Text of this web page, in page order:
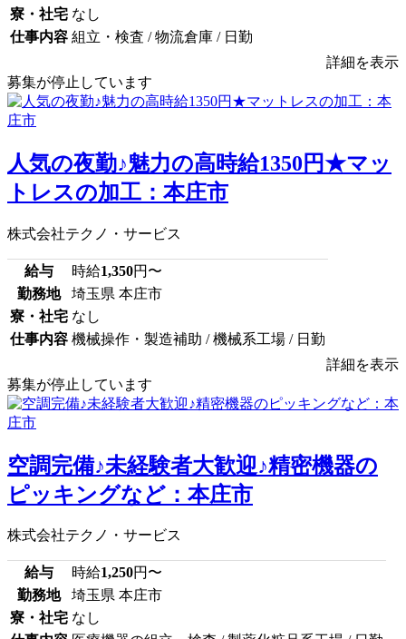
寮・社宅 なし
仕事内容 組立・検査 / 物流倉庫 / 日勤
詳細を表示
募集が停止しています
人気の夜勤♪魅力の高時給1350円★マッ
トレスの加工：本庄市
株式会社テクノ・サービス
給与 時給1,350円〜
勤務地
埼玉県 本庄市
寮・社宅 なし
仕事内容 機械操作・製造補助 / 機械系工場 / 日勤
詳細を表示
募集が停止しています
空調完備♪未経験者大歓迎♪精密機器の
ピッキングなど：本庄市
株式会社テクノ・サービス
給与 時給1,250円〜
勤務地
埼玉県 本庄市
寮・社宅 なし